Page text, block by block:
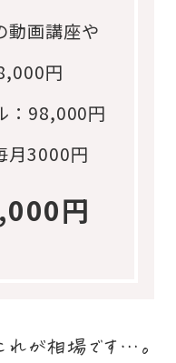
動画講座や
円
：98,000円
月3000円
円
れが相場です…。